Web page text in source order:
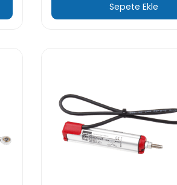
Sepete Ekle